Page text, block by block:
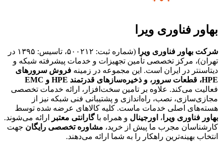
بهاور فناوری ویرا
شرکت بهاور فناوری ویرا
(شماره ثبت: ۵۰۰۲۱۲، تاسیس: ۱۳۹۵ در
تهران)، مرکز تخصصی تأمین تجهیزات و خدمات پیشرفته شبکه و
دیتاسنتر در ایران است. این مجموعه در زمینه فروش سرورهای
HPE، قطعات سرور، و ذخیره‌سازهای قدرتمند HPE و EMC
فعالیت می‌کند. علاوه بر تامین سخت‌افزار، ارائه خدمات تخصصی
مجازی‌سازی، نصب، راه‌اندازی و پشتیبانی فنی شبکه نیز از
هسته‌های اصلی خدمات ماست. کلیه کالاهای عرضه شده توسط
بهاور فناوری ویرا ، اورجینال و همراه باگارانتی معتبر
ارائه می‌شوند.
کارشناسان مجرب ما پیش از خرید، مشاوره تخصصی رایگان جهت
انتخاب بهینه‌ترین راهکار را به شما ارائه می‌دهند.